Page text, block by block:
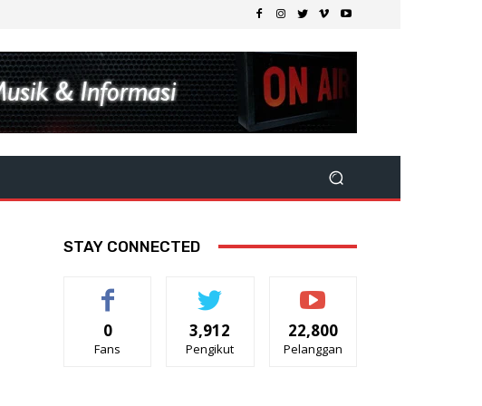
STAY CONNECTED
0
Fans
3,912
Pengikut
22,800
Pelanggan